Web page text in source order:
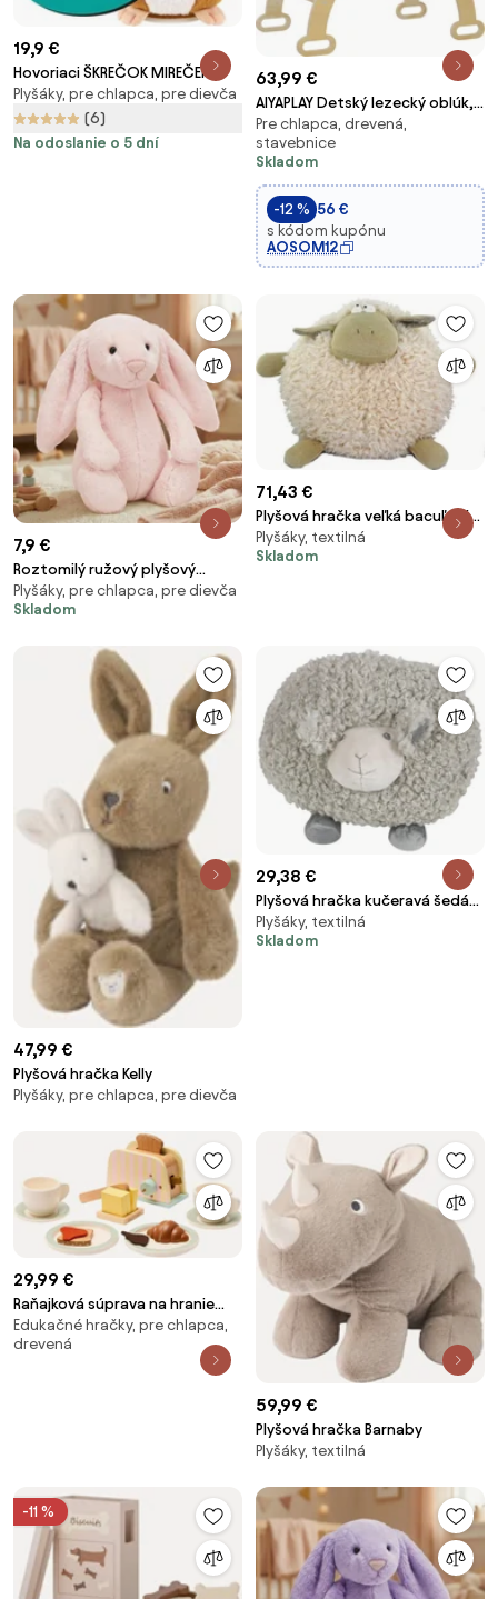
19,9 €
Hovoriaci ŠKREČOK MIREČEK
Plyšáky, pre chlapca, pre dievča
(6)
Na odoslanie o 5 dní
63,99 €
AIYAPLAY Detský lezecký oblúk,
Detský oblúk, Detský kurz
motorických zručností, Indoor
drevený rocking herný priestor
pre chlapcov a dievčatá, Deti
18
Pre chlapca, drevená,
stavebnice
Skladom
-12 % 56 €
s kódom kupónu
AOSOM12
7,9 €
Roztomilý ružový plyšový
zajačik
Plyšáky, pre chlapca, pre dievča
Skladom
71,43 €
Plyšová hračka veľká bacuľatá
ovečka - 50 * 30 * 32cm
Plyšáky, textilná
Skladom
47,99 €
Plyšová hračka Kelly
Plyšáky, pre chlapca, pre dievča
29,38 €
Plyšová hračka kučeravá šedá
veľká ovečka 20cm - 22 * ​​20 *
17cm
Plyšáky, textilná
Skladom
29,99 €
Raňajková súprava na hranie
Mini
Edukačné hračky, pre chlapca,
drevená
59,99 €
Plyšová hračka Barnaby
Plyšáky, textilná
-11 %